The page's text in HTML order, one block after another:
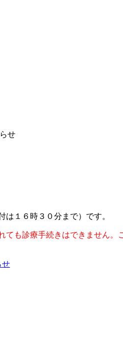
せ
１６時３０分まで）です。
も診療手続きはできません
せ